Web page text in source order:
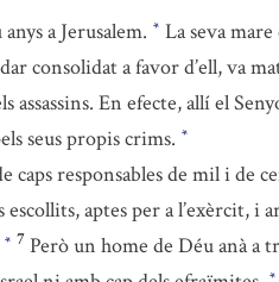
a Jerusalem. * La seva
consolidat a favor d’ell, va
En efecte, allí el
seus propis crims. *
responsables de mil i de
aptes per a l’exèrcit, i
* 7 Però un home de Déu anà a
*